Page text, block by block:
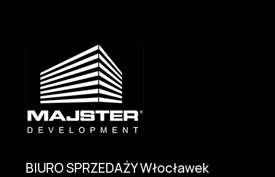
BIURO SPRZEDAŻY Włocławek